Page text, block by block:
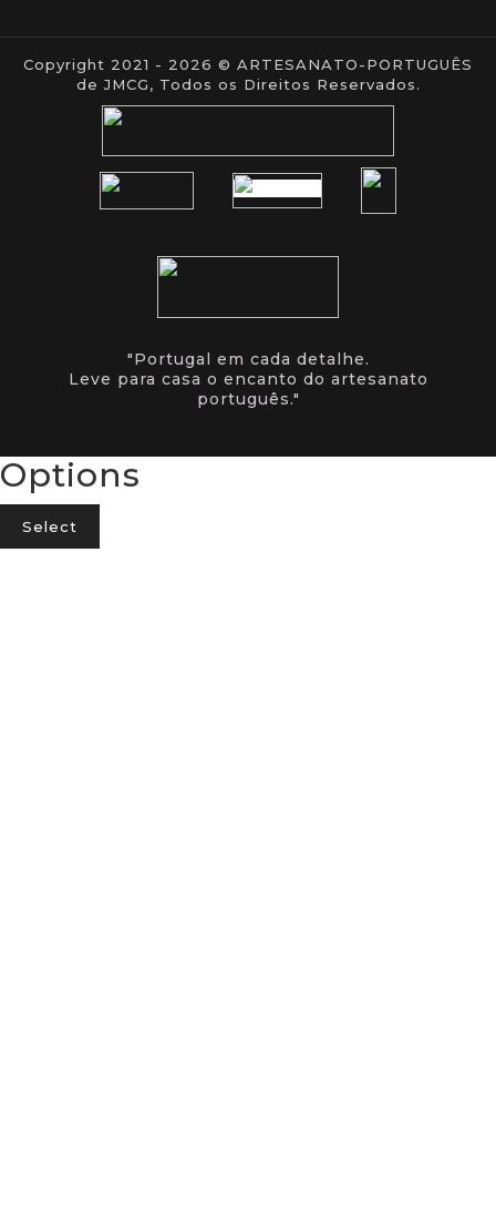
Copyright 2021 - 2026 © ARTESANATO-PORTUGUÊS
de JMCG, Todos os Direitos Reservados.
"Portugal em cada detalhe.
Leve para casa o encanto do artesanato
português."
Options
Select